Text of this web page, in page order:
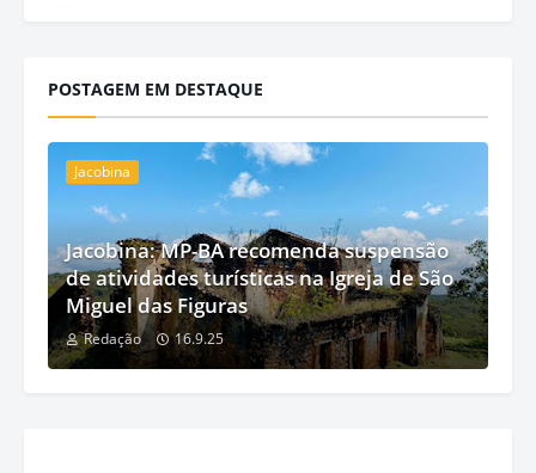
POSTAGEM EM DESTAQUE
Jacobina
Jacobina: MP-BA recomenda suspensão
de atividades turísticas na Igreja de São
Miguel das Figuras
Redação 16.9.25